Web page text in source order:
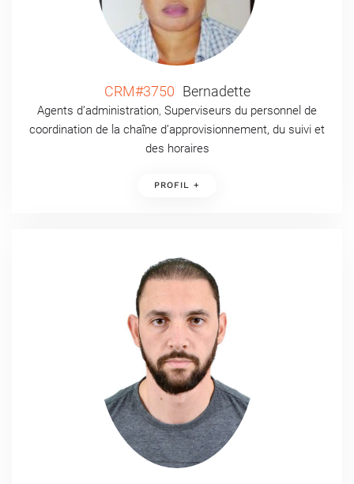
CRM#3750 Bernadette
Agents d’administration, Superviseurs du personnel de
coordination de la chaîne d’approvisionnement, du suivi et
des horaires
PROFIL +